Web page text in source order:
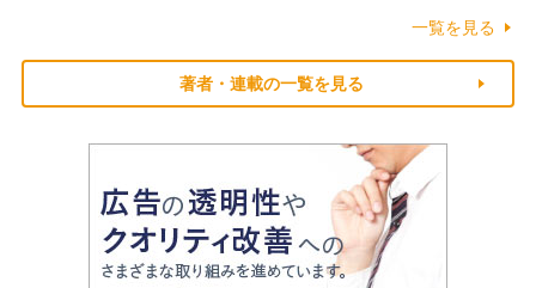
一覧を見る
著者・連載の一覧を見る